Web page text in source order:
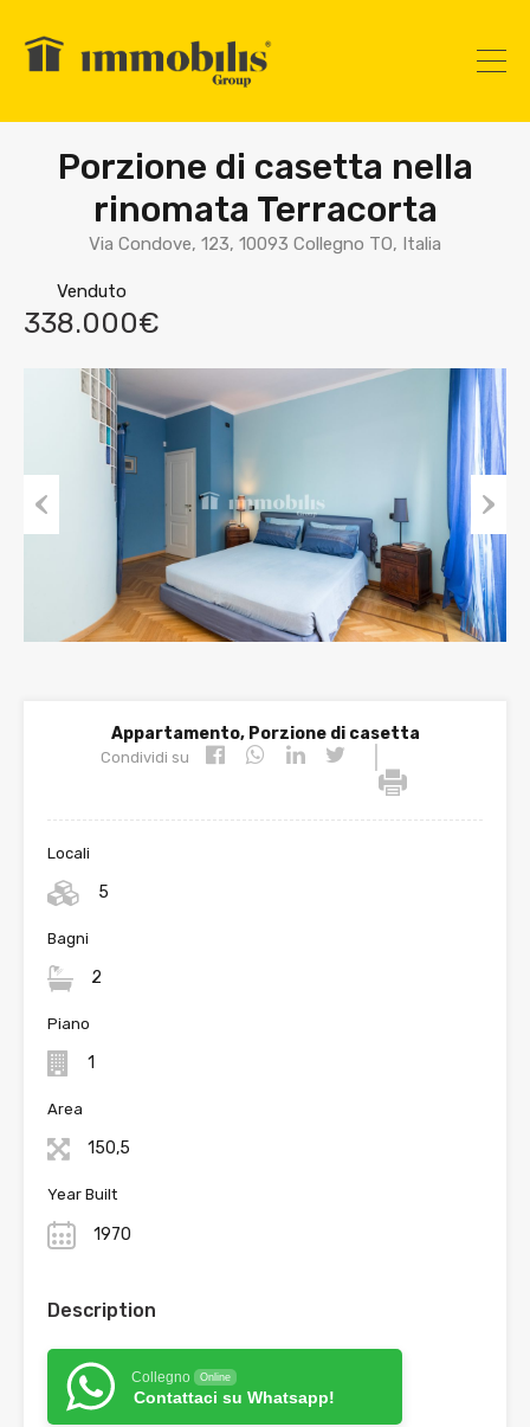
Porzione di casetta nella
rinomata Terracorta
Via Condove, 123, 10093 Collegno TO, Italia
Venduto
338.000€
Nex
t
Appartamento, Porzione di casetta
Condividi su
Locali
5
Bagni
2
Piano
1
Area
150,5
Year Built
1970
Description
Collegno Online
Contattaci su Whatsapp!